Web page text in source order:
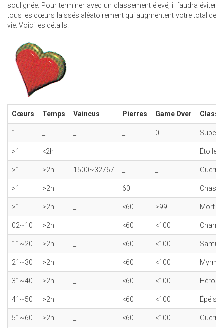
soulignée. Pour terminer avec un classement élevé, il faudra éviter
tous les cœurs laissés aléatoirement qui augmentent votre total de
vie. Voici les détails.
LA_LEGENDE_DE_THOR_ANECDOTE.PNG
Cœurs Temps Vaincus Pierres Game Over Classe
1 0 Super
>1 <2h Étoile
>1 >2h 1500~32767
>1 >2h 60
>1 >2h <60 >99 Mort-
02~10 >2h <60 <100
11~20 >2h <60 <100
21~30 >2h <60 <100
31~40 >2h <60 <100 Héros
41~50 >2h <60 <100
51~60 >2h <60 <100